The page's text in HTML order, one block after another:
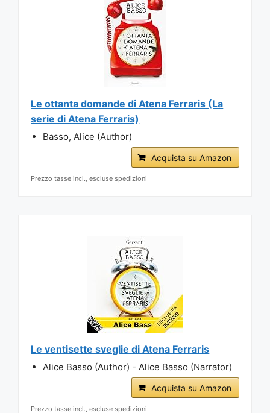
Le ottanta domande di Atena Ferraris (La
serie di Atena Ferraris)
Basso, Alice (Author)
Acquista su Amazon
Prezzo tasse incl., escluse spedizioni
Le ventisette sveglie di Atena Ferraris
Alice Basso (Author) - Alice Basso (Narrator)
Acquista su Amazon
Prezzo tasse incl., escluse spedizioni